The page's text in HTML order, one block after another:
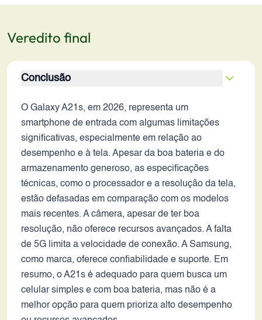
Veredito final
Conclusão
O Galaxy A21s, em 2026, representa um
smartphone de entrada com algumas limitações
significativas, especialmente em relação ao
desempenho e à tela. Apesar da boa bateria e do
armazenamento generoso, as especificações
técnicas, como o processador e a resolução da tela,
estão defasadas em comparação com os modelos
mais recentes. A câmera, apesar de ter boa
resolução, não oferece recursos avançados. A falta
de 5G limita a velocidade de conexão. A Samsung,
como marca, oferece confiabilidade e suporte. Em
resumo, o A21s é adequado para quem busca um
celular simples e com boa bateria, mas não é a
melhor opção para quem prioriza alto desempenho